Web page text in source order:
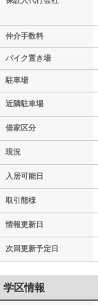
仲介手数料
バイク置き場
駐車場
近隣駐車場
借家区分
現況
入居可能日
取引態様
情報更新日
次回更新予定日
学区情報